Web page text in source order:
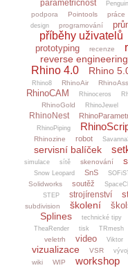
parametričnost
podpora Pointools práce
design
programování
příběhy uživatelů
prototyping
recenze
reverse engineering
Rhino 4.0 Rhino
Rhino8 RhinoAir
RhinoCAM Rhinoceros
RhinoGold
RhinoJewel
RhinoNest
RhinoPiping
Rhinozine robot
servisní balíček
simulace
sítě skenování
Snow Leopard
SnS
Solidworks soutěž
STEP strojírenství
subdivision školení
Splines
technické tipy
TheaRender
tisk TRmesh
veletrh video Viktor
vizualizace VSR
wiki
WIP workshop